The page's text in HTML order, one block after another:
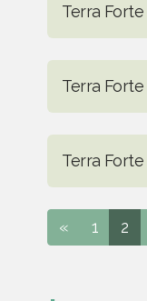
Terra Forte
Terra Forte
Terra Forte
« 1 2